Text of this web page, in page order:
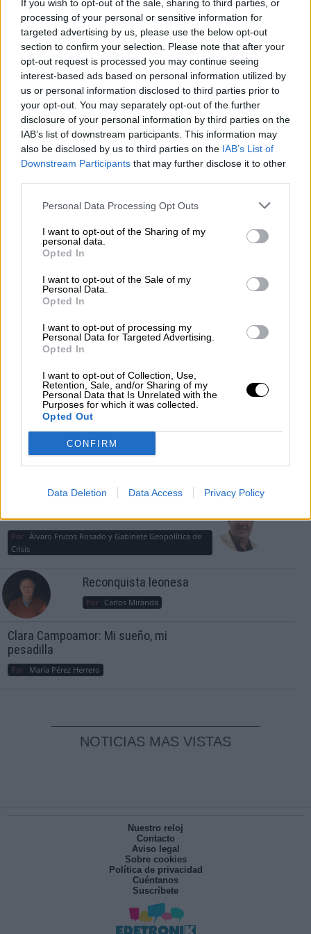
If you wish to opt-out of the sale, sharing to third parties, or
processing of your personal or sensitive information for
targeted advertising by us, please use the below opt-out
section to confirm your selection. Please note that after your
opt-out request is processed you may continue seeing
interest-based ads based on personal information utilized by
us or personal information disclosed to third parties prior to
your opt-out. You may separately opt-out of the further
disclosure of your personal information by third parties on the
IAB’s list of downstream participants. This information may
also be disclosed by us to third parties on the IAB’s List of
Downstream Participants that may further disclose it to other
Personal Data Processing Opt Outs
I want to opt-out of the Sharing of my
personal data.
Opted In
I want to opt-out of the Sale of my
Personal Data.
Opted In
I want to opt-out of processing my
Personal Data for Targeted Advertising.
Opted In
I want to opt-out of Collection, Use,
Retention, Sale, and/or Sharing of my
Personal Data that Is Unrelated with the
Purposes for which it was collected.
Opted Out
CONFIRM
Data Deletion Data Access Privacy Policy
Recomendaciones frente a las
temperaturas extremas provocadas por
la ola de calor
Por Paula Rojas
Más artículos de este autor
miércoles, 11 de agosto de 2021
OPINIONES DIVERSAS
¿La ciudadanía de Occidente es
guerra mundial?
Suelta y confía
María Comesaña
Votantes y votados
Por Juan Manuel Beltrán
El Conflicto de Oriente Medio: Un Nuevo
Orden Autoritario en Construcción
Por Álvaro Frutos Rosado y Gabinete Geopolítica de
Crisis
Reconquista leonesa
Por Carlos Miranda
Clara Campoamor: Mi sueño, mi
pesadilla
Por María Pérez Herrero
NOTICIAS MAS VISTAS
Nuestro reloj
Contacto
Aviso legal
Sobre cookies
Política de privacidad
Cuéntanos
Suscríbete